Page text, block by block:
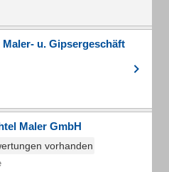
u. Gipsergeschäft
Maler GmbH
vorhanden